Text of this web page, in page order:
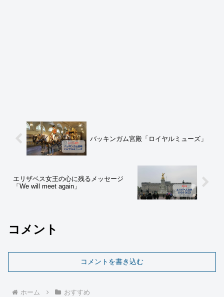
バッキンガム宮殿「ロイヤルミューズ」
エリザベス女王の心に残るメッセージ
「We will meet again」
コメント
コメントを書き込む
ホーム おすすめ